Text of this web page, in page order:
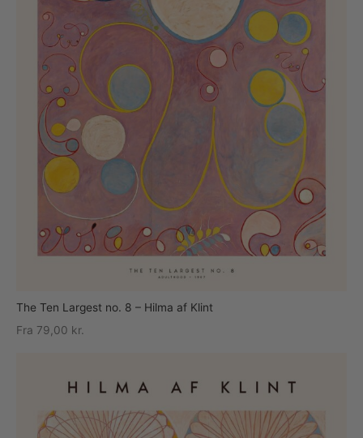
The Ten Largest no. 8 – Hilma af Klint
Fra 79,00 kr.